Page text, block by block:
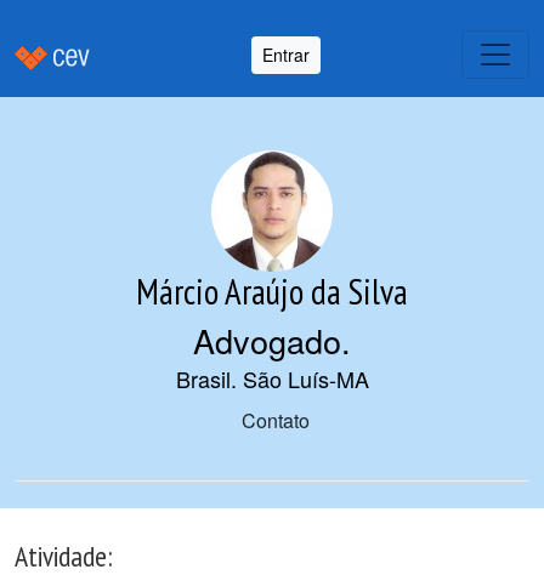
Entrar
Márcio Araújo da Silva
Advogado.
Brasil. São Luís-MA
Contato
Atividade: